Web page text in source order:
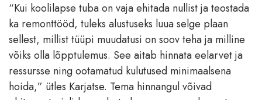
“Kui koolilapse tuba on vaja ehitada nullist ja teostada
ka remonttööd, tuleks alustuseks luua selge plaan
sellest, millist tüüpi muudatusi on soov teha ja milline
võiks olla lõpptulemus. See aitab hinnata eelarvet ja
ressursse ning ootamatud kulutused minimaalsena
hoida,” ütles Karjatse. Tema hinnangul võivad